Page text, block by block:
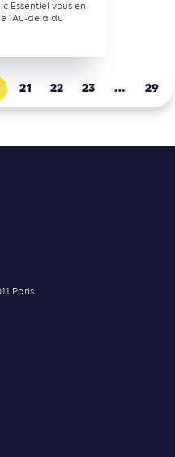
Essentiel vous en
"Au-delà du
21 22 23 … 29
Paris